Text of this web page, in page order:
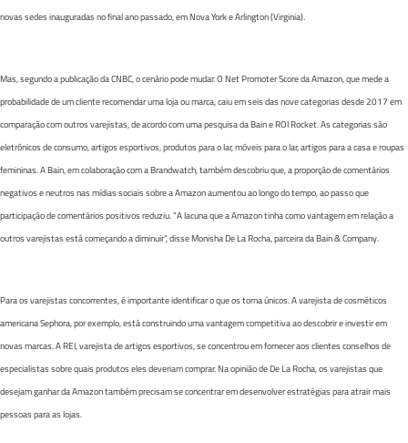
novas sedes inauguradas no final ano passado, em Nova York e Arlington (Virginia).
Mas, segundo a publicação da CNBC, o cenário pode mudar. O Net Promoter Score da Amazon, que mede a
probabilidade de um cliente recomendar uma loja ou marca, caiu em seis das nove categorias desde 2017 em
comparação com outros varejistas, de acordo com uma pesquisa da Bain e ROI Rocket. As categorias são
eletrônicos de consumo, artigos esportivos, produtos para o lar, móveis para o lar, artigos para a casa e roupas
femininas. A Bain, em colaboração com a Brandwatch, também descobriu que, a proporção de comentários
negativos e neutros nas mídias sociais sobre a Amazon aumentou ao longo do tempo, ao passo que
participação de comentários positivos reduziu. “A lacuna que a Amazon tinha como vantagem em relação a
outros varejistas está começando a diminuir”, disse Monisha De La Rocha, parceira da Bain & Company.
Para os varejistas concorrentes, é importante identificar o que os torna únicos. A varejista de cosméticos
americana Sephora, por exemplo, está construindo uma vantagem competitiva ao descobrir e investir em
novas marcas. A REI, varejista de artigos esportivos, se concentrou em fornecer aos clientes conselhos de
especialistas sobre quais produtos eles deveriam comprar. Na opinião de De La Rocha, os varejistas que
desejam ganhar da Amazon também precisam se concentrar em desenvolver estratégias para atrair mais
pessoas para as lojas.